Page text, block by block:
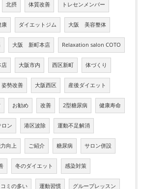
北摂 体質改善 トレセンメンバー
康 ダイエットジム 大阪 美容整体
大阪 新町本店 Relaxation salon COTO
店 大阪市内 西区新町 体づくり
姿勢改善 大阪西区 産後ダイエット
お勧め 改善 2型糖尿病 健康寿命
ロン 港区波除 運動不足解消
向上 ご紹介 糖尿病 サロン併設
冬のダイエット 感染対策
ミの多い 運動習慣 グループレッスン